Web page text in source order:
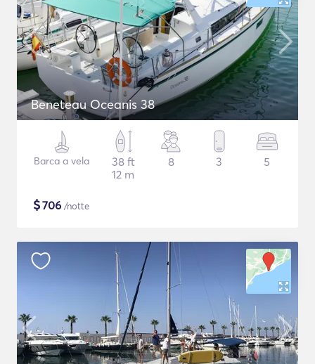
Beneteau Oceanis 38
Barca a vela
38 ft
12 m
8 3 5
$706 /notte